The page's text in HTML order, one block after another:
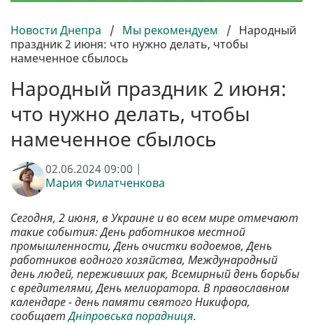
Новости Днепра / Мы рекомендуем / Народный
праздник 2 июня: что нужно делать, чтобы
намеченное сбылось
Народный праздник 2 июня:
что нужно делать, чтобы
намеченное сбылось
02.06.2024 09:00 |
Мария Филатченкова
Сегодня, 2 июня, в Украине и во всем мире отмечают
такие события: День работников местной
промышленности, День очистки водоемов, День
работников водного хозяйства, Международный
день людей, переживших рак, Всемирный день борьбы
с вредителями, День мелиоратора. В православном
календаре - день памяти святого Никифора,
сообщаетДніпровська порадниця.